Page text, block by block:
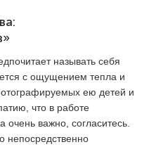
называть себя
с ощущением тепла и
ею детей и
что в работе
очень важно, согласитесь.
непосредственно